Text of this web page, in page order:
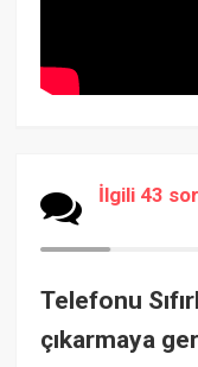
İlgili 43
Telefonu
çıkarmaya